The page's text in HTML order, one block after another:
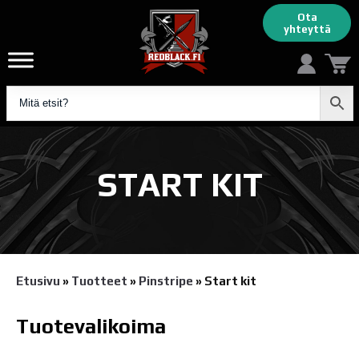
Ota
yhteyttä
START KIT
Etusivu » Tuotteet » Pinstripe » Start kit
Tuotevalikoima